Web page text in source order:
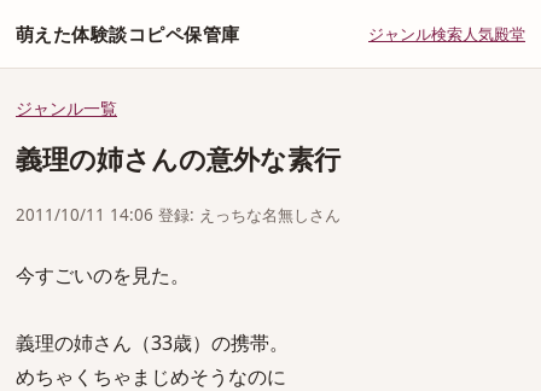
萌えた体験談コピペ保管庫 ジャンル検索人気殿堂
ジャンル一覧
義理の姉さんの意外な素行
2011/10/11 14:06 登録: えっちな名無しさん
今すごいのを見た。
義理の姉さん（33歳）の携帯。
めちゃくちゃまじめそうなのに